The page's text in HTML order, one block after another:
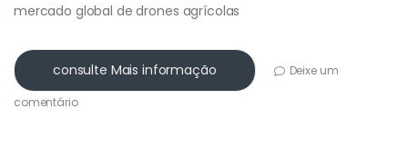
mercado global de drones agrícolas
consulte Mais informação Deixe um
comentário